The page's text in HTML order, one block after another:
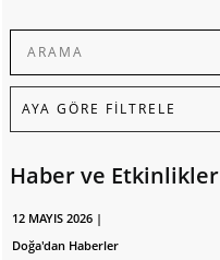
Haber ve Etkinlikler
12 MAYIS 2026 |
Doğa'dan Haberler